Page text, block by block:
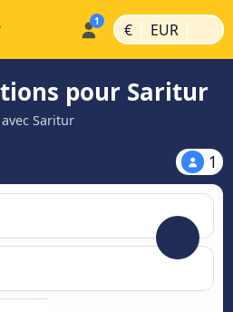
€ | EUR |
pour Saritur
Saritur
1